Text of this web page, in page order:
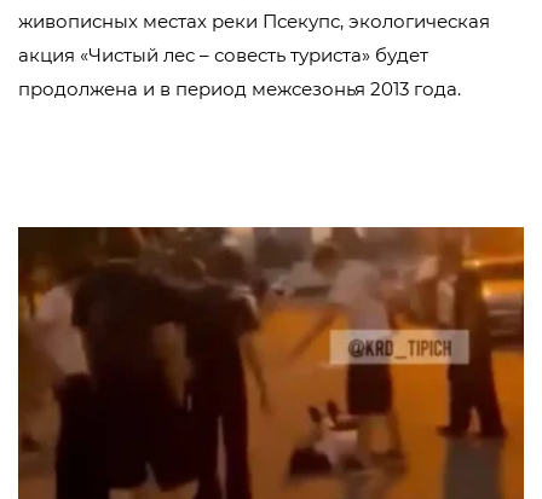
живописных местах реки Псекупс, экологическая
акция «Чистый лес – совесть туриста» будет
продолжена и в период межсезонья 2013 года.